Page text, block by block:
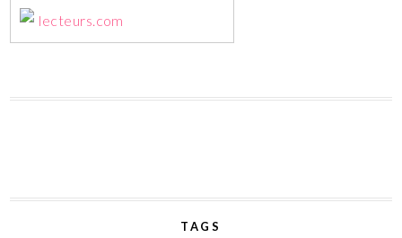
lecteurs.com
TAGS